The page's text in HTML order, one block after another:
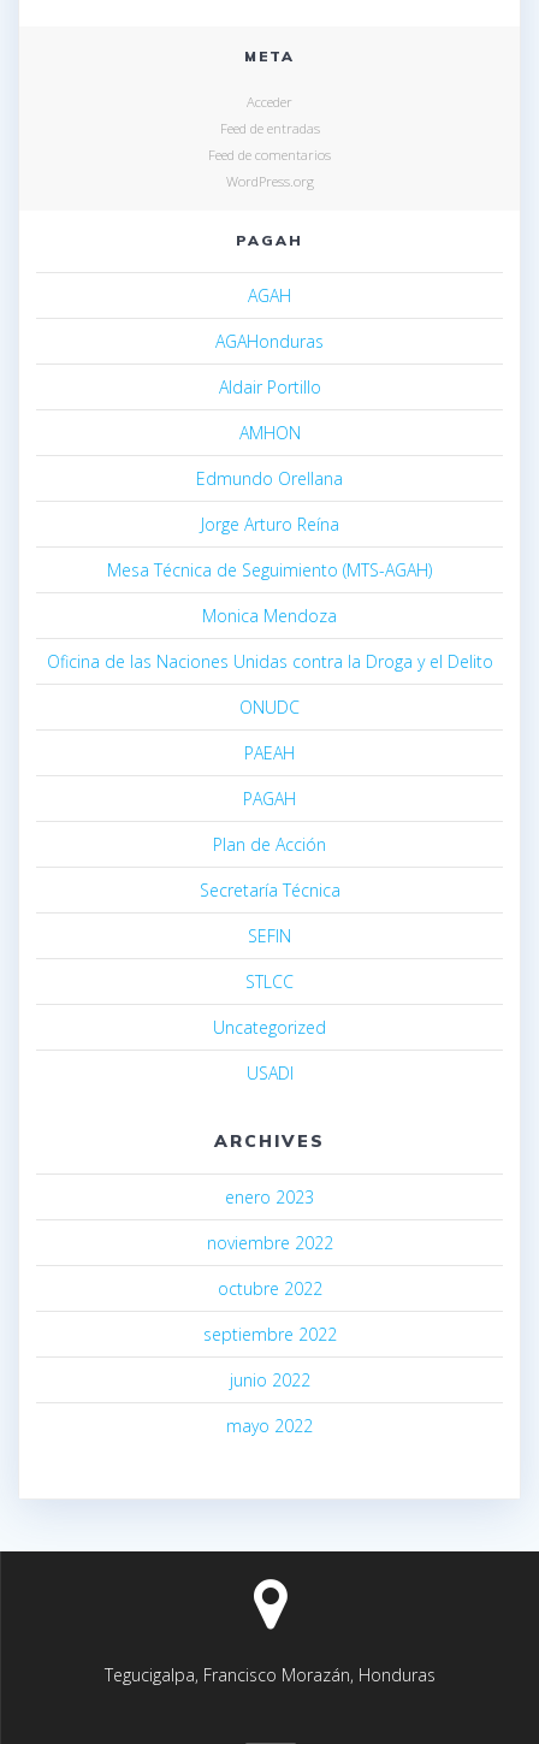
META
Acceder
Feed de entradas
Feed de comentarios
WordPress.org
PAGAH
AGAH
AGAHonduras
Aldair Portillo
AMHON
Edmundo Orellana
Jorge Arturo Reína
Mesa Técnica de Seguimiento (MTS-AGAH)
Monica Mendoza
Oficina de las Naciones Unidas contra la Droga y el Delito
ONUDC
PAEAH
PAGAH
Plan de Acción
Secretaría Técnica
SEFIN
STLCC
Uncategorized
USADI
ARCHIVES
enero 2023
noviembre 2022
octubre 2022
septiembre 2022
junio 2022
mayo 2022
Tegucigalpa, Francisco Morazán, Honduras